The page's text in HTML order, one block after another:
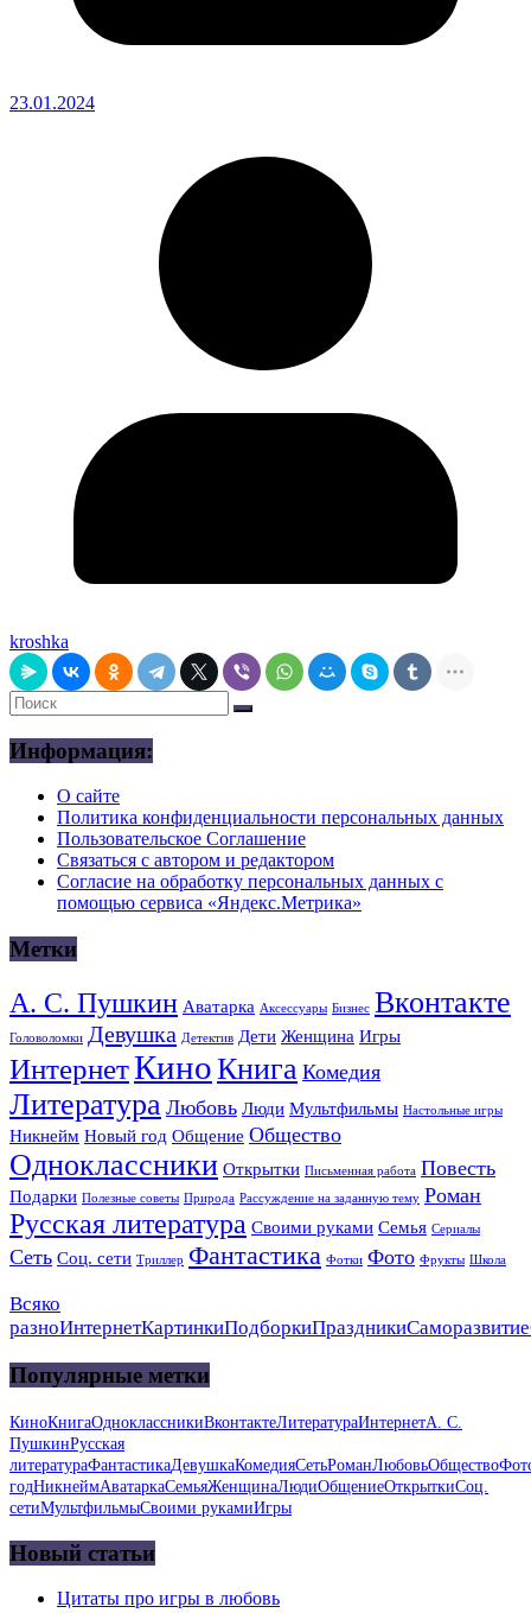
23.01.2024
kroshka
Информация:
О сайте
Политика конфиденциальности персональных данных
Пользовательское Соглашение
Связаться с автором и редактором
Согласие на обработку персональных данных с
помощью сервиса «Яндекс.Метрика»
Метки
А. С. Пушкин Аватарка Аксессуары Бизнес Вконтакте
Головоломки Девушка Детектив Дети Женщина Игры
ИнтернетКиноКнига Комедия
Литература Любовь Люди Мультфильмы Настольные игры
Никнейм Новый год Общение Общество
Одноклассники Открытки Письменная работа Повесть
Подарки Полезные советы Природа Рассуждение на заданную тему Роман
Русская литература Своими руками Семья Сериалы
Сеть Соц. сети Триллер Фантастика Фотки Фото Фрукты Школа
Всяко
разноИнтернетКартинкиПодборкиПраздникиСаморазвитие
Популярные метки
КиноКнигаОдноклассникиВконтактеЛитератураИнтернетА. С.
ПушкинРусская
литератураФантастикаДевушкаКомедияСетьРоманЛюбовьОбщество
годНикнеймАватаркаСемьяЖенщинаЛюдиОбщениеОткрыткиСоц.
сетиМультфильмыСвоими рукамиИгры
Новый статьи
Цитаты про игры в любовь